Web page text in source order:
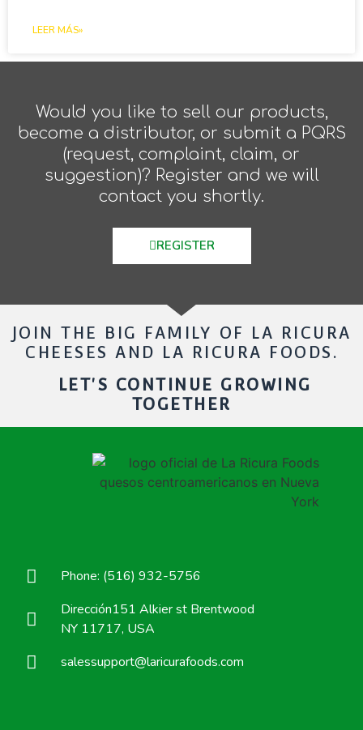
LEER MÁS»
Would you like to sell our products,
become a distributor, or submit a PQRS
(request, complaint, claim, or
suggestion)? Register and we will
contact you shortly.
REGISTER
JOIN THE BIG FAMILY OF LA RICURA
CHEESES AND LA RICURA FOODS.
LET'S CONTINUE GROWING
TOGETHER
Phone: (516) 932-5756
Dirección151 Alkier st Brentwood
NY 11717, USA
salessupport@laricurafoods.com